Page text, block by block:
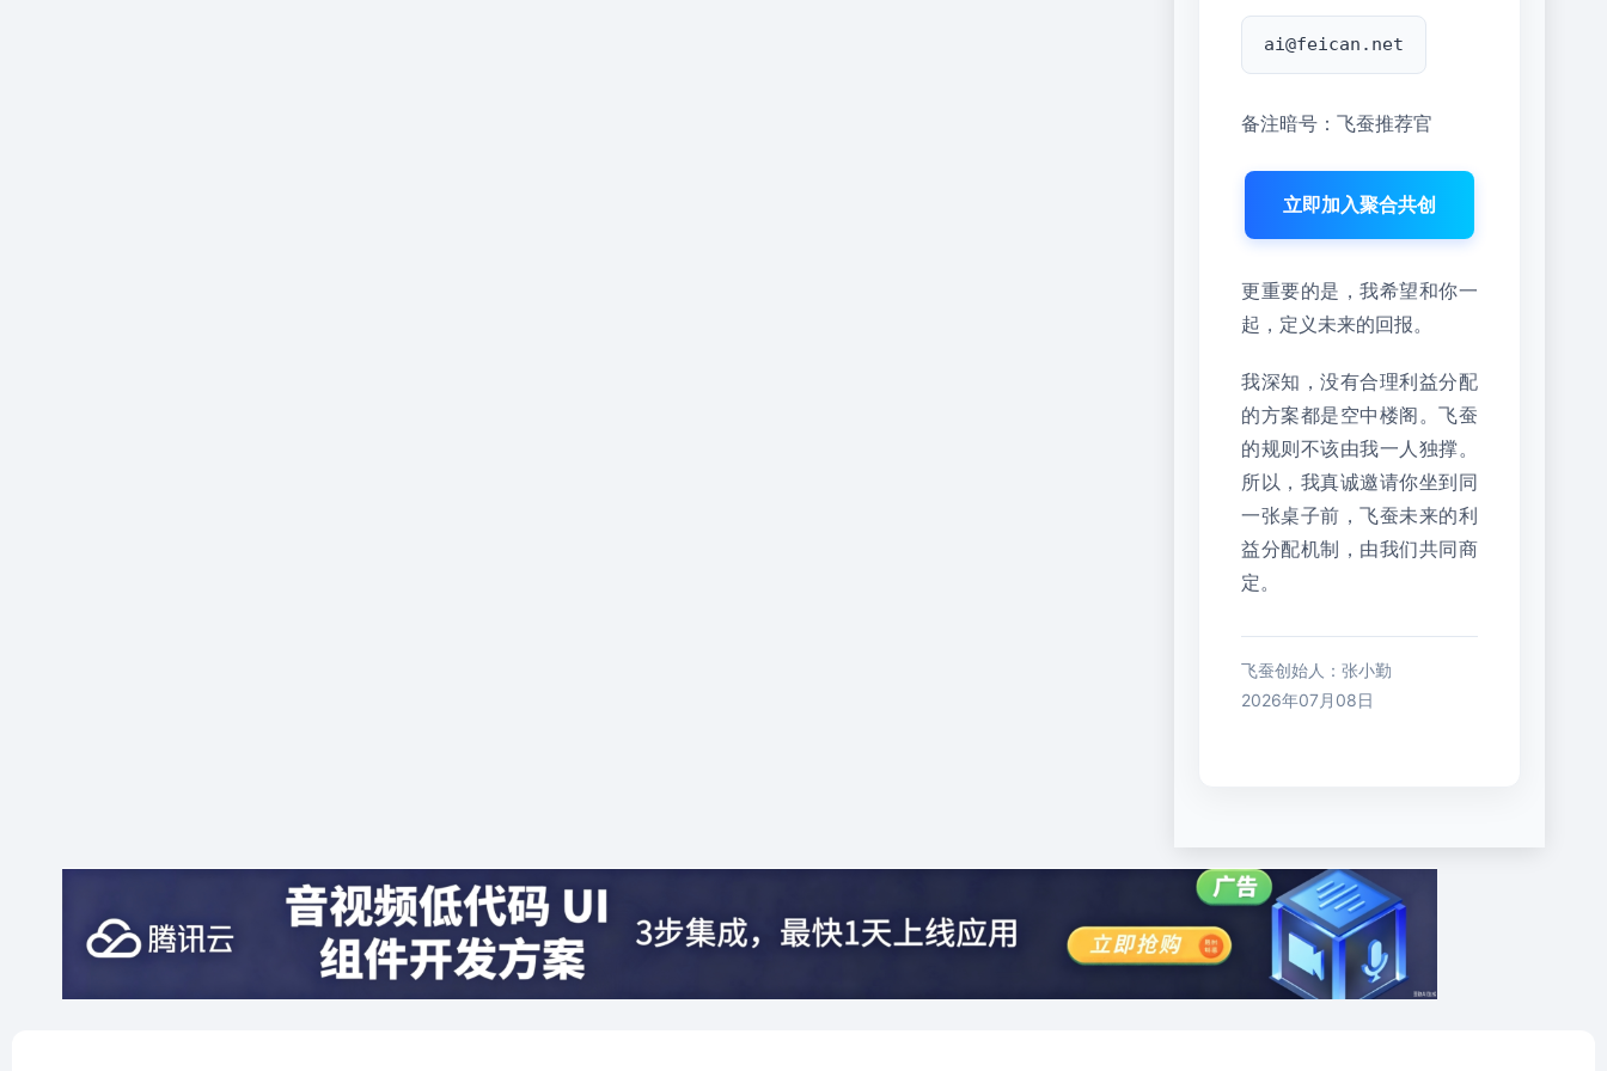
ai@feican.net
备注暗号：飞蚕推荐官
立即加入聚合共创
更重要的是，我希望和你一
起，定义未来的回报。
我深知，没有合理利益分配
的方案都是空中楼阁。飞蚕
的规则不该由我一人独撑。
所以，我真诚邀请你坐到同
一张桌子前，飞蚕未来的利
益分配机制，由我们共同商
定。
飞蚕创始人：张小勤
2026年07月08日